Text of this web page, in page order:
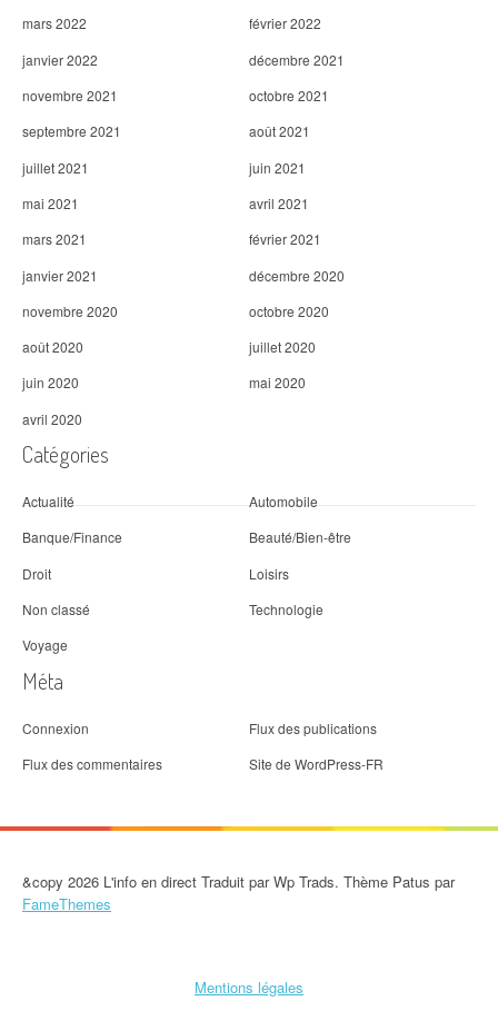
mars 2022
février 2022
janvier 2022
décembre 2021
novembre 2021
octobre 2021
septembre 2021
août 2021
juillet 2021
juin 2021
mai 2021
avril 2021
mars 2021
février 2021
janvier 2021
décembre 2020
novembre 2020
octobre 2020
août 2020
juillet 2020
juin 2020
mai 2020
avril 2020
Catégories
Actualité
Automobile
Banque/Finance
Beauté/Bien-être
Droit
Loisirs
Non classé
Technologie
Voyage
Méta
Connexion
Flux des publications
Flux des commentaires
Site de WordPress-FR
&copy 2026 L'info en direct Traduit par Wp Trads. Thème Patus par
FameThemes
Mentions légales